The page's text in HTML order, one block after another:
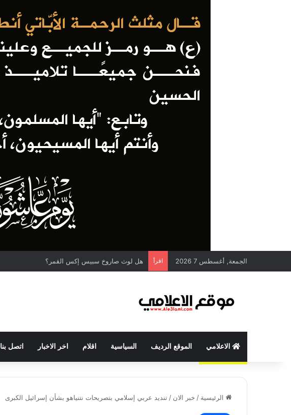
الجمعة, أغسطس 7 2026 اقرأ هل لوث صاروخ سبيس إكس القمر؟
الاعلامي الموقع الرديف السياسية اقلام اخر الاخبار اتصل بنا
الرئيسية / خبر الان / تنديد عربي إسلامي بتصريحات نتنياهو بشأن إسرائيل الكبرى